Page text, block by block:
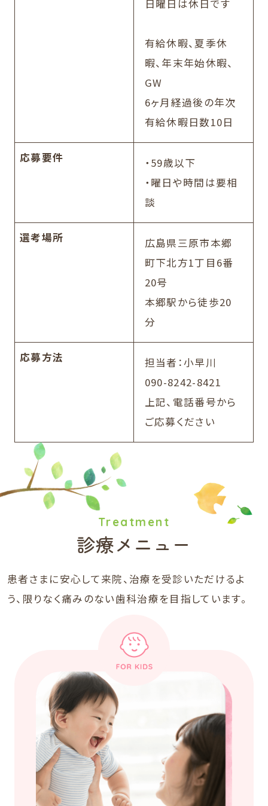
日曜日は休日です
有給休暇、夏季休
暇、年末年始休暇、
GW
6ヶ月経過後の年次
有給休暇日数10日
応募要件
・59歳以下
・曜日や時間は要相
談
選考場所
広島県三原市本郷
町下北方1丁目6番
20号
本郷駅から徒歩20
分
応募方法
担当者：小早川
090-8242-8421
上記、電話番号から
ご応募ください
Treatment
診療メニュー
患者さまに安心して来院、治療を受診いただけるよ
う、限りなく痛みのない歯科治療を目指しています。